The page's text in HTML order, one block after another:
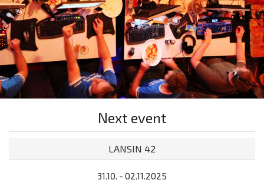
Next event
LANSIN 42
31.10. - 02.11.2025